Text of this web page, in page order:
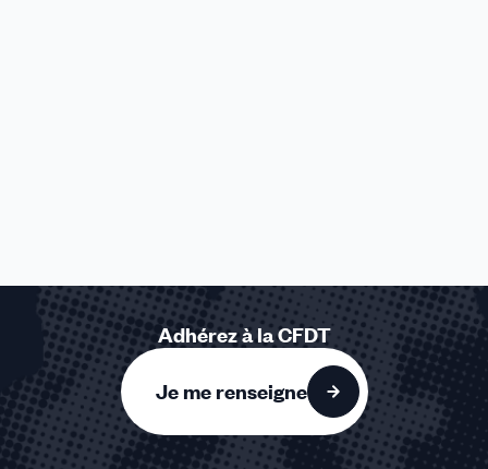
Adhérez à la CFDT
Je me renseigne